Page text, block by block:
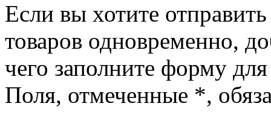
Если вы хотите
товаров одновременно,
чего заполните форму
Поля, отмеченные *,